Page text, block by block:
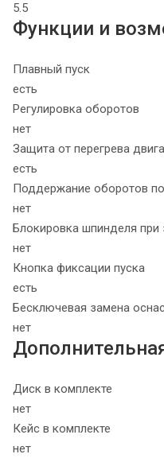
5.5
Функции и
Плавный пуск
есть
Регулировка оборотов
нет
Защита от перегрева
есть
Поддержание оборотов
нет
Блокировка шпинделя при
нет
Кнопка фиксации пуска
есть
Бесключевая замена
нет
Диск в комплекте
нет
Кейс в комплекте
нет